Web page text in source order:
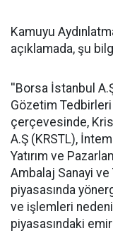
Kamuyu
açıklamada, şu
''Borsa İstanbul
Gözetim
çerçevesinde,
A.Ş (KRSTL),
Yatırım ve
Ambalaj Sanayi ve
piyasasında
ve işlemleri
piyasasındaki